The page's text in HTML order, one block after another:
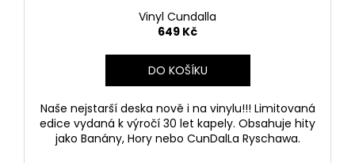
Vinyl Cundalla
649 Kč
DO KOŠÍKU
Naše nejstarší deska nově i na vinylu!!! Limitovaná
edice vydaná k výročí 30 let kapely. Obsahuje hity
jako Banány, Hory nebo CunDalLa Ryschawa.